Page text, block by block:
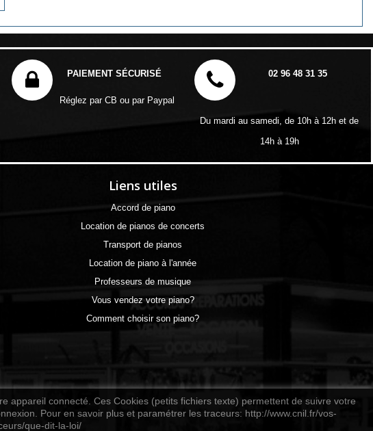
PAIEMENT SÉCURISÉ
Réglez par CB ou par Paypal
02 96 48 31 35
Du mardi au samedi, de 10h à 12h et de
14h à 19h
Liens utiles
Accord de piano
Location de pianos de concerts
Transport de pianos
Location de piano à l'année
Professeurs de musique
Vous vendez votre piano?
Comment choisir son piano?
appareil connecté. Ces Cookies (petits fichiers texte) permettent de suivre votre
Pour en savoir plus et paramétrer les traceurs: http://www.cnil.fr/vos-
que-dit-la-loi/